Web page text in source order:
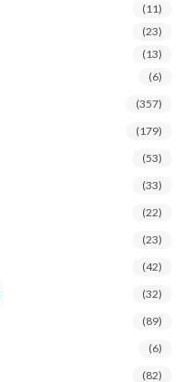
(11)
(23)
(13)
(6)
(357)
(179)
(53)
(33)
(22)
(23)
(42)
(32)
(89)
(6)
(82)